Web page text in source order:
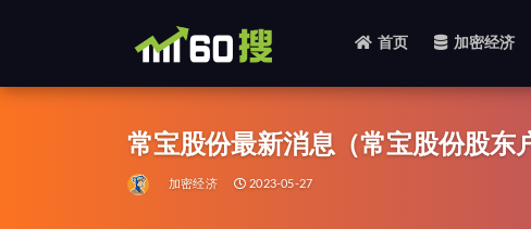
首页 加密经济
常宝股份最新消息（常宝股份股东
加密经济 2023-05-27